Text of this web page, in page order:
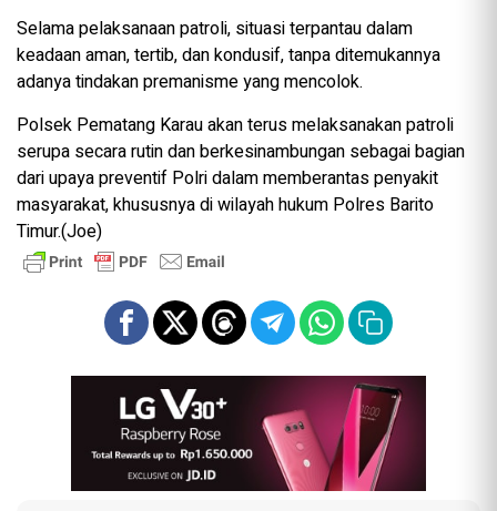
Selama pelaksanaan patroli, situasi terpantau dalam
keadaan aman, tertib, dan kondusif, tanpa ditemukannya
adanya tindakan premanisme yang mencolok.
Polsek Pematang Karau akan terus melaksanakan patroli
serupa secara rutin dan berkesinambungan sebagai bagian
dari upaya preventif Polri dalam memberantas penyakit
masyarakat, khususnya di wilayah hukum Polres Barito
Timur.(Joe)